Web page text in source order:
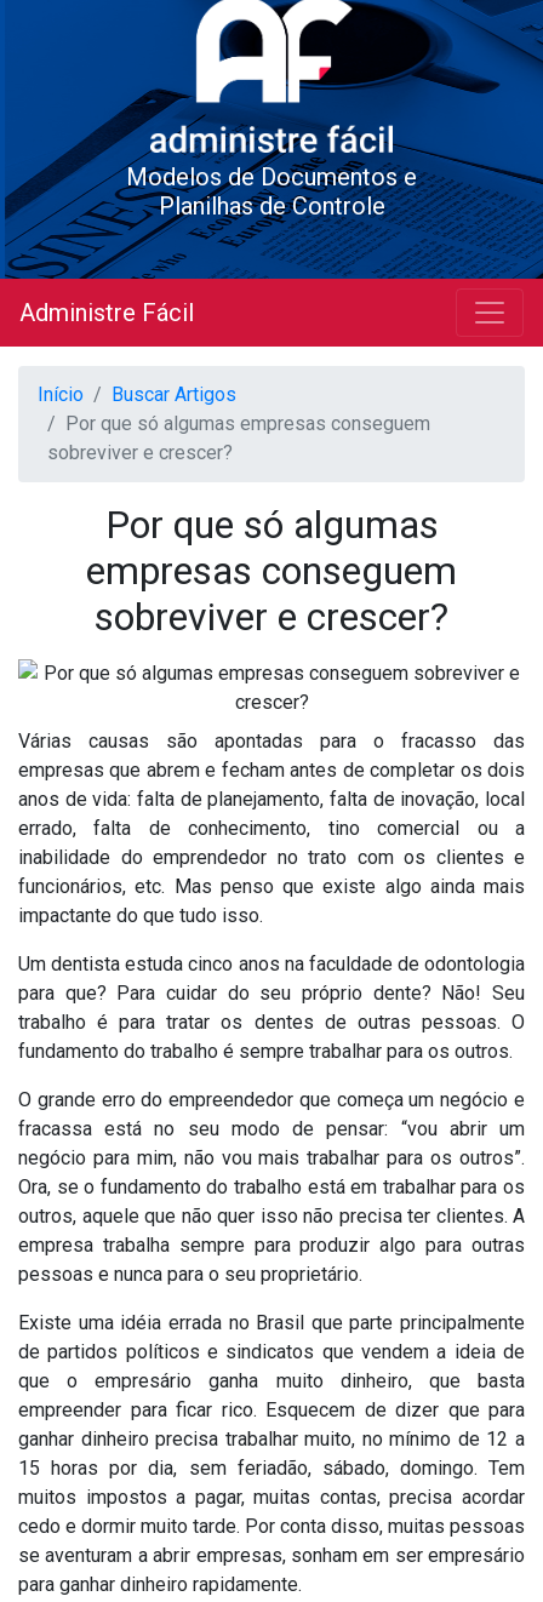
Modelos de Documentos e
Planilhas de Controle
Administre Fácil
Início
Buscar Artigos
Por que só algumas empresas conseguem
sobreviver e crescer?
Por que só algumas
empresas conseguem
sobreviver e crescer?
Várias causas são apontadas para o fracasso das
empresas que abrem e fecham antes de completar os dois
anos de vida: falta de planejamento, falta de inovação, local
errado, falta de conhecimento, tino comercial ou a
inabilidade do emprendedor no trato com os clientes e
funcionários, etc. Mas penso que existe algo ainda mais
impactante do que tudo isso.
Um dentista estuda cinco anos na faculdade de odontologia
para que? Para cuidar do seu próprio dente? Não! Seu
trabalho é para tratar os dentes de outras pessoas. O
fundamento do trabalho é sempre trabalhar para os outros.
O grande erro do empreendedor que começa um negócio e
fracassa está no seu modo de pensar: “vou abrir um
negócio para mim, não vou mais trabalhar para os outros”.
Ora, se o fundamento do trabalho está em trabalhar para os
outros, aquele que não quer isso não precisa ter clientes. A
empresa trabalha sempre para produzir algo para outras
pessoas e nunca para o seu proprietário.
Existe uma idéia errada no Brasil que parte principalmente
de partidos políticos e sindicatos que vendem a ideia de
que o empresário ganha muito dinheiro, que basta
empreender para ficar rico. Esquecem de dizer que para
ganhar dinheiro precisa trabalhar muito, no mínimo de 12 a
15 horas por dia, sem feriadão, sábado, domingo. Tem
muitos impostos a pagar, muitas contas, precisa acordar
cedo e dormir muito tarde. Por conta disso, muitas pessoas
se aventuram a abrir empresas, sonham em ser empresário
para ganhar dinheiro rapidamente.